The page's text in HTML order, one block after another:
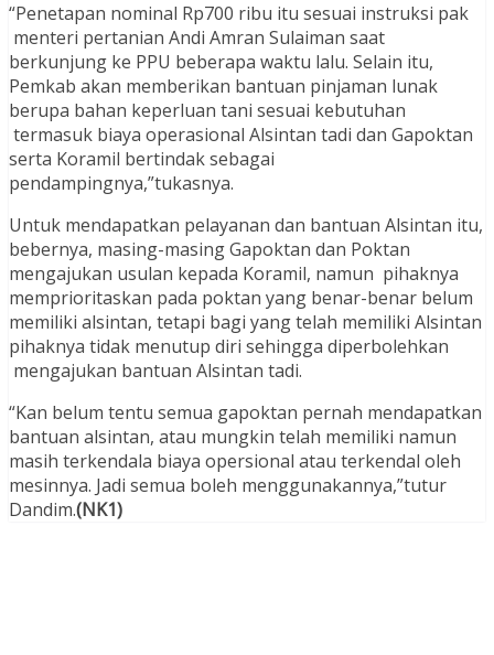
“Penetapan nominal Rp700 ribu itu sesuai instruksi pak
menteri pertanian Andi Amran Sulaiman saat
berkunjung ke PPU beberapa waktu lalu. Selain itu,
Pemkab akan memberikan bantuan pinjaman lunak
berupa bahan keperluan tani sesuai kebutuhan
termasuk biaya operasional Alsintan tadi dan Gapoktan
serta Koramil bertindak sebagai
pendampingnya,”tukasnya.
Untuk mendapatkan pelayanan dan bantuan Alsintan itu,
bebernya, masing-masing Gapoktan dan Poktan
mengajukan usulan kepada Koramil, namun pihaknya
memprioritaskan pada poktan yang benar-benar belum
memiliki alsintan, tetapi bagi yang telah memiliki Alsintan
pihaknya tidak menutup diri sehingga diperbolehkan
mengajukan bantuan Alsintan tadi.
“Kan belum tentu semua gapoktan pernah mendapatkan
bantuan alsintan, atau mungkin telah memiliki namun
masih terkendala biaya opersional atau terkendal oleh
mesinnya. Jadi semua boleh menggunakannya,”tutur
Dandim.(NK1)